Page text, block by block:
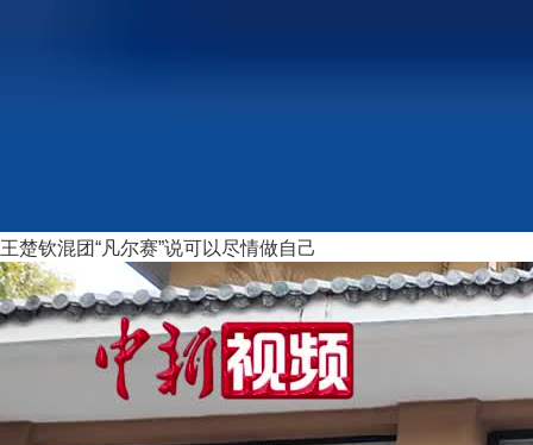
王楚钦混团“凡尔赛”说可以尽情做自己